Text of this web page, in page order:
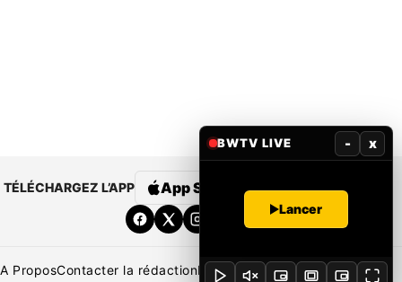
TÉLÉCHARGEZ L’APP App Store Google Play
A ProposContacter la rédactionRédaction Mentions légales
BWTV LIVE - x
Lancer